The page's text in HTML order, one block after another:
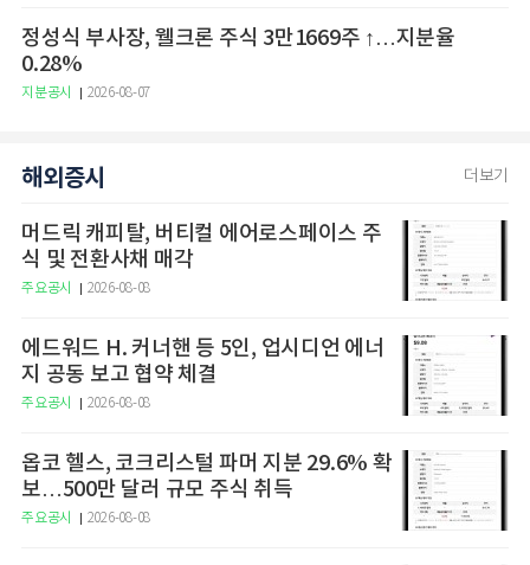
정성식 부사장, 웰크론 주식 3만1669주 ↑…지분율
0.28%
지분공시 2026-08-07
해외증시 더보기
머드릭 캐피탈, 버티컬 에어로스페이스 주
식 및 전환사채 매각
주요공시 2026-08-08
에드워드 H. 커너핸 등 5인, 업시디언 에너
지 공동 보고 협약 체결
주요공시 2026-08-08
옵코 헬스, 코크리스털 파머 지분 29.6% 확
보…500만 달러 규모 주식 취득
주요공시 2026-08-08